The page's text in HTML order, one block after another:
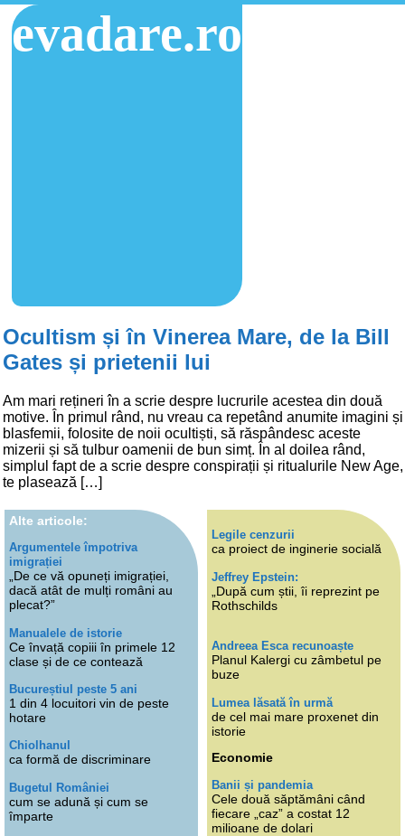
evadare.ro
Ocultism și în Vinerea Mare, de la Bill
Gates și prietenii lui
Am mari rețineri în a scrie despre lucrurile acestea din două
motive. În primul rând, nu vreau ca repetând anumite imagini și
blasfemii, folosite de noii ocultiști, să răspândesc aceste
mizerii și să tulbur oamenii de bun simț. În al doilea rând,
simplul fapt de a scrie despre conspirații și ritualurile New Age,
te plasează […]
Alte articole:
Argumentele împotriva
imigrației
„De ce vă opuneți imigrației,
dacă atât de mulți români au
plecat?”
Manualele de istorie
Ce învață copiii în primele 12
clase și de ce contează
Bucureștiul peste 5 ani
1 din 4 locuitori vin de peste
hotare
Chiolhanul
ca formă de discriminare
Bugetul României
cum se adună și cum se
împarte
Legile cenzurii
ca proiect de inginerie socială
Jeffrey Epstein:
„După cum știi, îi reprezint pe
Rothschilds
Andreea Esca recunoaște
Planul Kalergi cu zâmbetul pe
buze
Lumea lăsată în urmă
de cel mai mare proxenet din
istorie
Economie
Banii și pandemia
Cele două săptămâni când
fiecare „caz” a costat 12
milioane de dolari